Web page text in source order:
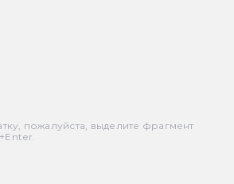
пожалуйста, выделите фрагмент